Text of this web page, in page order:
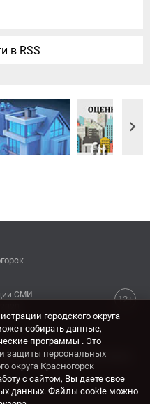
в RSS
12+
СМИ
область, г. Красногорск,
городского округа
собирать данные,
программы . Это
защиты персональных
округа Красногорск
с сайтом, Вы даете свое
данных. Файлы cookie можно